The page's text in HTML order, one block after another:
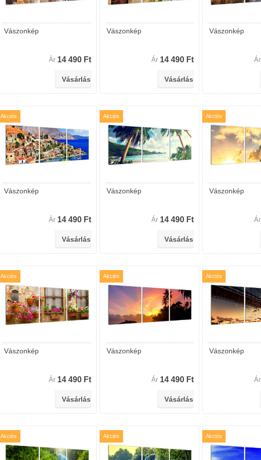
Vászonkép
Ár 14 490 Ft
Vászonkép
Ár 14 490 Ft
Vászonkép
Ár
Vászonkép
Ár 14 490 Ft
Akciós
Vászonkép
Ár 14 490 Ft
Akciós
Vászonkép
Ár
Akciós
Vászonkép
Ár 14 490 Ft
Akciós
Vászonkép
Ár 14 490 Ft
Akciós
Vászonkép
Ár
Akciós
Akciós Akciós Akciós